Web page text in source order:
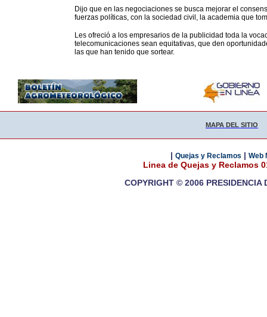
Dijo que en las negociaciones se busca mejorar el
fuerzas políticas, con la sociedad civil, la academia que
Les ofreció a los empresarios de la publicidad toda la
telecomunicaciones sean equitativas, que den
las que han tenido que sortear.
MAPA DEL SITIO
| Quejas y Reclamos | Web
Linea de Quejas y Reclamos
COPYRIGHT © 2006 PRESIDENCIA